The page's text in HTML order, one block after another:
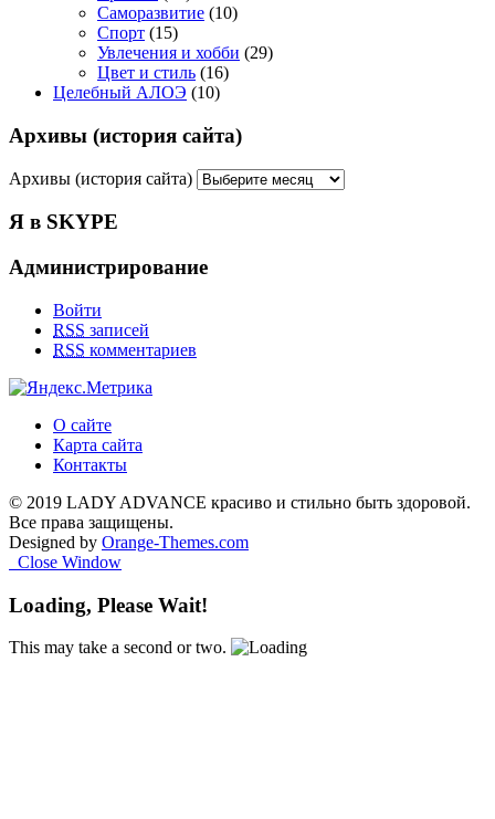
Саморазвитие (10)
Спорт (15)
Увлечения и хобби (29)
Цвет и стиль (16)
Целебный АЛОЭ (10)
Архивы (история сайта)
Архивы (история сайта)
Я в SKYPE
Администрирование
Войти
RSS записей
RSS комментариев
О сайте
Карта сайта
Контакты
© 2019 LADY ADVANCE красиво и стильно быть здоровой.
Все права защищены.
Designed by Orange-Themes.com
Close Window
Loading, Please Wait!
This may take a second or two.